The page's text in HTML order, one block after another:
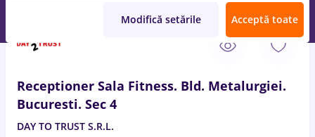
Receptioner Sala Fitness. Bld. Metalurgiei.
Bucuresti. Sec 4
DAY TO TRUST S.R.L.
Modifică setările Acceptă toate